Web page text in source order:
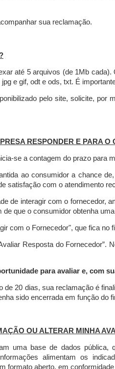
sua reclamação.
até 5 arquivos (de 1Mb
e gif, odt e ods, txt. É
pelo site, solicite, por
RESPONDER E PARA
se a contagem do prazo para
ao consumidor a chance
satisfação com o atendimento
de interagir com o fornecedor,
que o consumidor obtenha
com o Fornecedor", que fica no
Resposta do
para avaliar e, com
de 20 dias, sua reclamação é
sido encerrada em função do
OU ALTERAR MINHA
uma base de dados pública,
alimentam os
formato aberto, em